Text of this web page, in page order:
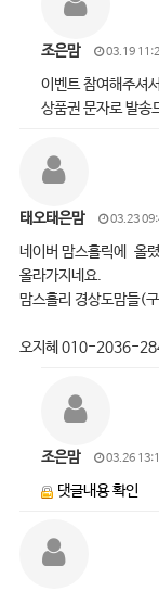
조은맘 03.19
이벤트 참여해주셔
상품권 문자로 발
태오태은맘 03.23
네이버 맘스홀릭에 올
올라가지네요.
맘스홀리 경상도맘들(
오지혜 010-2036-
조은맘 03.26
댓글내용 확인